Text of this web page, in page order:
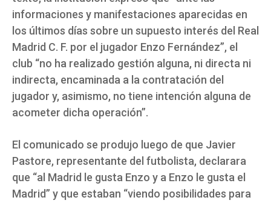
informaciones y manifestaciones aparecidas en
los últimos días sobre un supuesto interés del Real
Madrid C. F. por el jugador Enzo Fernández”, el
club “no ha realizado gestión alguna, ni directa ni
indirecta, encaminada a la contratación del
jugador y, asimismo, no tiene intención alguna de
acometer dicha operación”.
El comunicado se produjo luego de que Javier
Pastore, representante del futbolista, declarara
que “al Madrid le gusta Enzo y a Enzo le gusta el
Madrid” y que estaban “viendo posibilidades para